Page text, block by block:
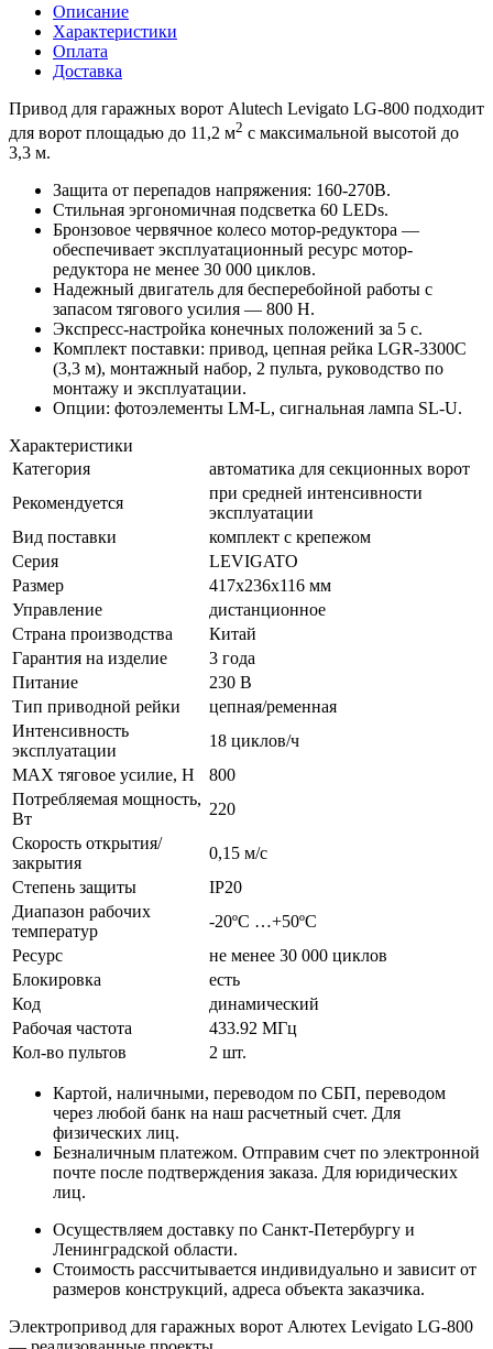
Описание
Характеристики
Оплата
Доставка
Привод для гаражных ворот Alutech Levigato LG-800 подходит
для ворот площадью до 11,2 м2 с максимальной высотой до
3,3 м.
Защита от перепадов напряжения: 160-270В.
Стильная эргономичная подсветка 60 LEDs.
Бронзовое червячное колесо мотор-редуктора —
обеспечивает эксплуатационный ресурс мотор-
редуктора не менее 30 000 циклов.
Надежный двигатель для бесперебойной работы c
запасом тягового усилия — 800 Н.
Экспресс-настройка конечных положений за 5 с.
Комплект поставки: привод, цепная рейка LGR-3300C
(3,3 м), монтажный набор, 2 пульта, руководство по
монтажу и эксплуатации.
Опции: фотоэлементы LM-L, сигнальная лампа SL-U.
Характеристики
Категория
автоматика для секционных ворот
Рекомендуется
при средней интенсивности
эксплуатации
Вид поставки
комплект с крепежом
Серия
LEVIGATO
Размер
417х236х116 мм
Управление
дистанционное
Страна производства
Китай
Гарантия на изделие
3 года
Питание
230 В
Тип приводной рейки
цепная/ременная
Интенсивность
эксплуатации
18 циклов/ч
MAX тяговое усилие, H
800
Потребляемая мощность,
Вт
220
Скорость открытия/
закрытия
0,15 м/с
Степень защиты
IP20
Диапазон рабочих
температур
-20ºС …+50ºС
Ресурс
не менее 30 000 циклов
Блокировка
есть
Код
динамический
Рабочая частота
433.92 МГц
Кол-во пультов
2 шт.
Картой, наличными, переводом по СБП, переводом
через любой банк на наш расчетный счет. Для
физических лиц.
Безналичным платежом. Отправим счет по электронной
почте после подтверждения заказа. Для юридических
лиц.
Осуществляем доставку по Санкт-Петербургу и
Ленинградской области.
Стоимость рассчитывается индивидуально и зависит от
размеров конструкций, адреса объекта заказчика.
Электропривод для гаражных ворот Алютех Levigato LG-800